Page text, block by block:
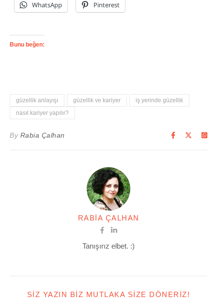
WhatsApp Pinterest
Bunu beğen:
güzellik anlayışı güzellik ve kariyer
iş yerinde güzellik
nasıl kariyer yapılır?
By Rabia Çalhan
RABIA ÇALHAN
Tanışırız elbet. :)
SIZ YAZIN BIZ MUTLAKA SIZE DÖNERIZ!